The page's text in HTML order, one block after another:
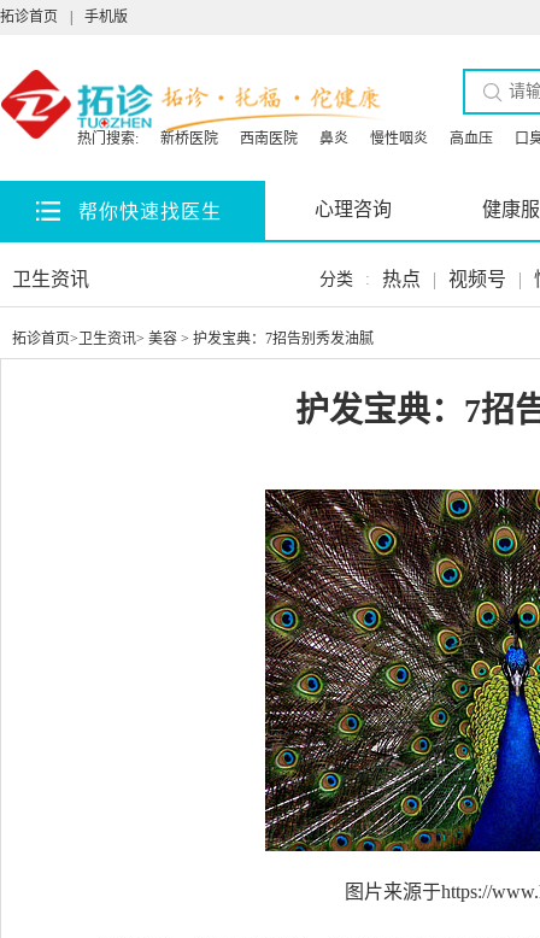
拓诊首页 手机版
热门搜索: 新桥医院 西南医院 鼻炎 慢性咽炎 高血压 口
帮你快速找医生 心理咨询 健康
卫生资讯 分类 : 热点 | 视频号 |
拓诊首页> 卫生资讯> 美容 > 护发宝典：7招告别秀发油腻
护发宝典：7招
图片来源于https://